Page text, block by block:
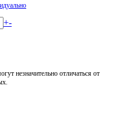
+-
незначительно отличаться от